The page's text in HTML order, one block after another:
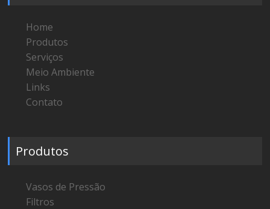
Home
Produtos
Serviços
Meio Ambiente
Links
Contato
Produtos
Vasos de Pressão
Filtros